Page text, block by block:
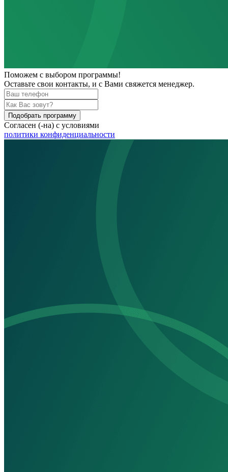
Поможем с выбором программы!
Оставьте свои контакты, и с Вами свяжется менеджер.
Подобрать программу
Согласен (-на) с условиями
политики конфиденциальности